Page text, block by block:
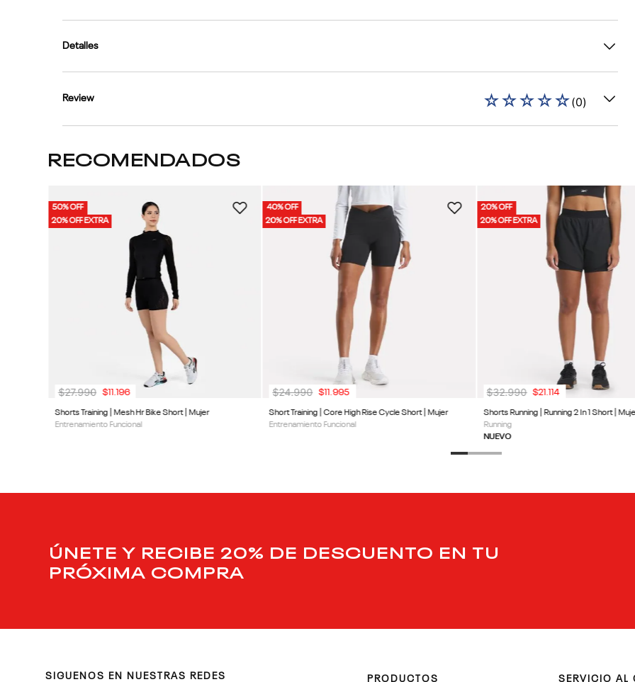
Detalles
Review ☆☆☆☆☆(0)
RECOMENDADOS
50% OFF
20% OFF EXTRA
Shorts Training | Mesh Hr Bike Short | Mujer
Entrenamiento Funcional
$27.990 $11 .196
40% OFF
20% OFF EXTRA
Short Training | Core High Rise Cycle Short | Mujer
Entrenamiento Funcional
$24.990 $11 .995
20% OFF
20% OFF EXTRA
Shorts Running | Running 2 In 1 Short |
Running
NUEVO
$32.990 $21 .114
ÚNETE Y RECIBE 20% DE DESCUENTO EN TU
PRÓXIMA COMPRA
SIGUENOS EN NUESTRAS REDES PRODUCTOS SERVICIO AL